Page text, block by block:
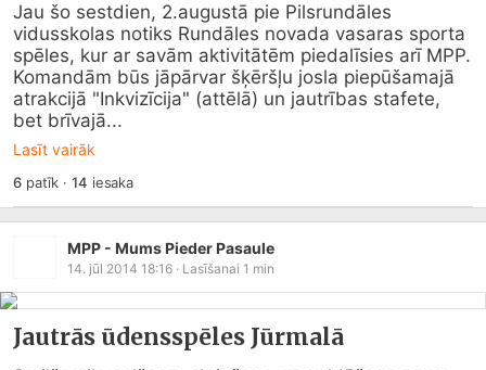
Jau šo sestdien, 2.augustā pie Pilsrundāles
vidusskolas notiks Rundāles novada vasaras sporta
spēles, kur ar savām aktivitātēm piedalīsies arī MPP.
Komandām būs jāpārvar šķēršļu josla piepūšamajā
atrakcijā "Inkvizīcija" (attēlā) un jautrības stafete,
bet brīvajā...
Lasīt vairāk
6patīk ·14 iesaka
MPP - Mums Pieder Pasaule
14. jūl 2014 18:16 · Lasīšanai 1 min
Jautrās ūdensspēles Jūrmalā